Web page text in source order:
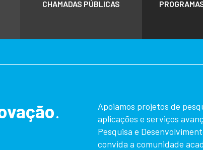
CHAMADAS PÚBLICAS
.
Apoiamos projetos de
aplicações e serviços
Pesquisa e
convida a comunidade